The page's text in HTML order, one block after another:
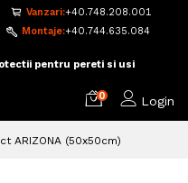
Vanzari:+40.748.208.001
Montaje:+40.744.635.084
•pardoseala flotanta
0 Login
ARIZONA (50x50cm)